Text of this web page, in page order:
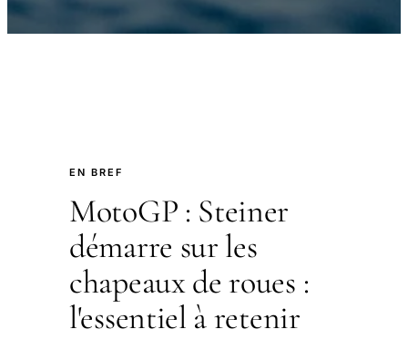
EN BREF
MotoGP : Steiner
démarre sur les
chapeaux de roues :
l'essentiel à retenir